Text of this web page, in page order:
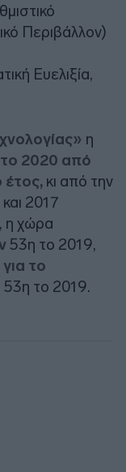
Περιβάλλον)
Ευελιξία,
η
το 2020 από
έτος, κι από την
2017
η χώρα
53η το 2019,
για το
το 2019.